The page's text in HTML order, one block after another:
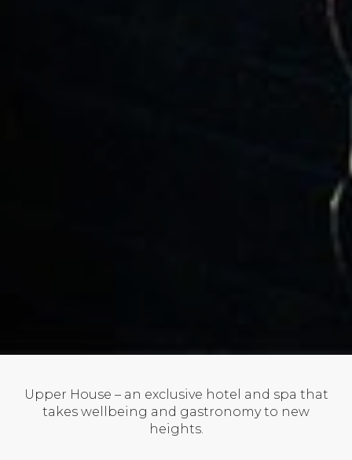
Upper House – an exclusive hotel and spa that
takes wellbeing and gastronomy to new
heights.